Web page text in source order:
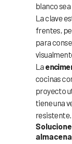
blanco
La clave
frentes,
para
La
cocinas
proyecto
tiene una
resistente.